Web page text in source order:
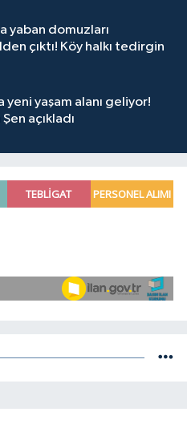
yaban domuzları
çıktı! Köy halkı tedirgin
yeni yaşam alanı geliyor!
açıkladı